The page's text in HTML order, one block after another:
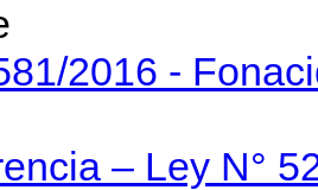
2016 -
– Ley N°